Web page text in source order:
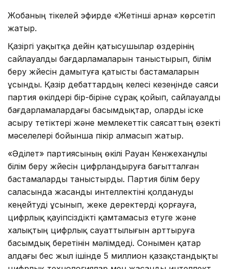
Жобаның тікелей эфирде «Жетінші арна» көрсетіп
жатыр.
Қазіргі уақытқа дейін қатысушылар өздерінің
сайлауалды бағдарламаларын таныстырып, білім
беру жүйесін дамытуға қатысты бастамаларын
ұсынды. Қазір дебаттардың келесі кезеңінде саяси
партия өкілдері бір-біріне сұрақ қойып, сайлауалды
бағдарламалардағы басымдықтар, оларды іске
асыру тетіктері және мемлекеттік саясаттың өзекті
мәселелері бойынша пікір алмасып жатыр.
«Әділет» партиясының өкілі Рауан Кенжеханұлы
білім беру жүйесін цифрландыруға бағытталған
бастамаларды таныстырды. Партия білім беру
саласында жасанды интеллектіні қолдануды
кеңейтуді ұсынып, жеке деректерді қорғауға,
цифрлық қауіпсіздікті қамтамасыз етуге және
халықтың цифрлық сауаттылығын арттыруға
басымдық беретінін мәлімдеді. Сонымен қатар
алдағы бес жыл ішінде 5 миллион қазақстандықты